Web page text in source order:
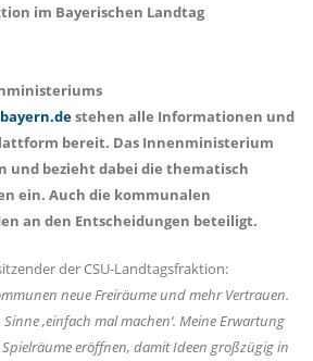
im Bayerischen Landtag
stehen alle Informationen und
bereit. Das Innenministerium
und bezieht dabei die thematisch
ein. Auch die kommunalen
an den Entscheidungen beteiligt.
der CSU-Landtagsfraktion:
neue Freiräume und mehr Vertrauen.
‚einfach mal machen‘. Meine Erwartung
eröffnen, damit Ideen großzügig in